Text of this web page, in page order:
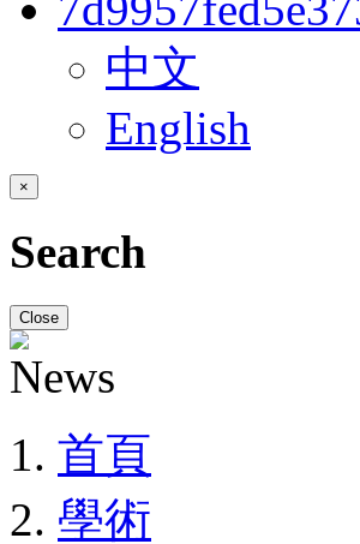
中文
English
×
Search
Close
首頁
學術